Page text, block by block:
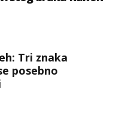
Tri znaka
posebno